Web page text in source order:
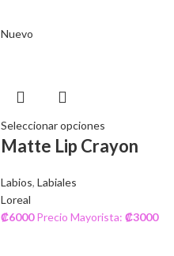
Nuevo
Seleccionar opciones
Matte Lip Crayon
Labios, Labiales
Loreal
₡6000 Precio Mayorista: ₡3000